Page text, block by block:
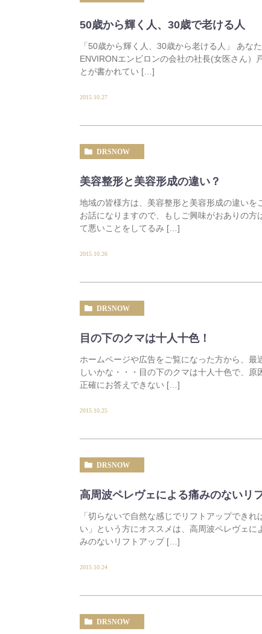
50歳から輝く人、30歳で老ける人
「50歳から輝く人、30歳から老ける人」 あな
ENVIRONエンビロンの会社の社長(女医さん）
とが書かれてい […]
2015.10.27
DRSNOW
美容整形と美容形成の違い？
地域の皆様方は、美容整形と美容形成の違い
お話になりますので、もしご興味がおありの
て悪いことをしてるみ […]
2015.10.26
DRSNOW
目の下のクマは十人十色！
ホームページや広告をご覧になった方から、
しいかな・・・目の下のクマは十人十色で、
正確にお答えできない […]
2015.10.25
DRSNOW
高周波ペレヴェによる痛みのないリ
「切らないで自然な感じでリフトアップでき
い」という方にオススメは、高周波ペレヴェ
みのないリフトアップ […]
2015.10.24
DRSNOW